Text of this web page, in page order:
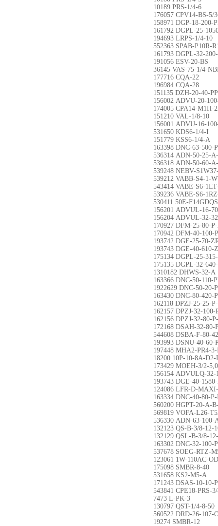
10189 PRS-1/4-6
176057 CPV14-BS-5/
158971 DGP-18-200-
161792 DGPL-25-
194693 LRPS-1/4-10
552363 SPAB-P10R-
161793 DGPL-32-
191056 ESV-20-BS
36145 VAS-75-1/4-
177716 CQA-22
196984 CQA-28
151135 DZH-20-40-
156002 ADVU-20-
174005 CPA14-M1H-
151210 VAL-1/8-10
156001 ADVU-16-
531650 KDS6-1/4-I
151779 KSS6-1/4-A
163398 DNC-63-500-
536314 ADN-50-25-
536318 ADN-50-60-
539248 NEBV-
539212 VABB-S4-1-
543414 VABE-S6-
539236 VABE-S6-
530411 50E-
156201 ADVUL-16-
156204 ADVUL-32-
170927 DFM-25-80-
170942 DFM-40-100-
193742 DGE-25-70-
193743 DGE-40-610-
175134 DGPL-25-
175135 DGPL-32-
1310182 DHWS-32-A
163366 DNC-50-110-
1922629 DNC-50-20-
163430 DNC-80-420-
162118 DPZJ-25-25-
162157 DPZJ-32-
162156 DPZJ-32-80-
172168 DSAH-32-80-
544608 DSBA-F-80-
193993 DSNU-40-60-
197448 MHA2-PR4-
18200 10P-10-8A-
173429 MOEH-3/2-
156154 ADVULQ-
193743 DGE-40-
124086 LFR-D-
163334 DNC-40-80-P-
560200 HGPT-20-A-
569819 VOFA-L26-
536330 ADN-63-100-
132123 QS-B-3/8-12-
132129 QSL-B-3/8-
163302 DNC-32-100-
537678 SOEG-RTZ-
123061 1W-110AC-OD
175098 SMBR-8-40
531658 KS2-M5-A
171243 DSAS-10-10-
543841 CPE18-PRS-
7473 L-PK-3
130797 QST-1/4-8-50
560522 DRD-26-107-
19274 SMBR-12